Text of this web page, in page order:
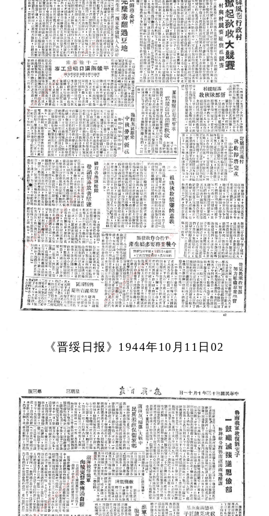
《晋绥日报》1944年10月11日02